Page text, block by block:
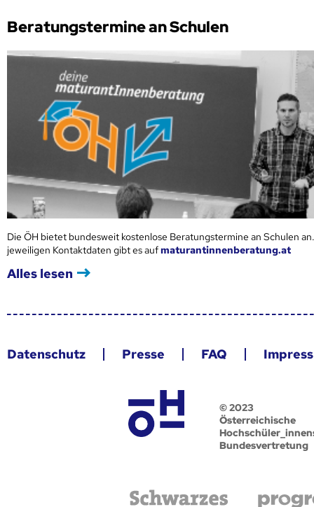
Beratungstermine an Schulen
Die ÖH bietet bundesweit kostenlose Beratungstermine an Schulen
jeweiligen Kontaktdaten gibt es aufmaturantinnenberatung.at
Alles lesen
Datenschutz Presse FAQ
© 2023
Österreichische
Bundesvertretung